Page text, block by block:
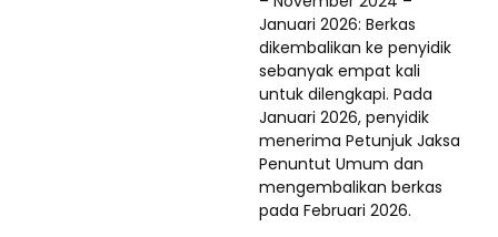
Januari 2026: Berkas
dikembalikan ke penyidik
sebanyak empat kali
untuk dilengkapi. Pada
Januari 2026, penyidik
menerima Petunjuk Jaksa
Penuntut Umum dan
mengembalikan berkas
pada Februari 2026.